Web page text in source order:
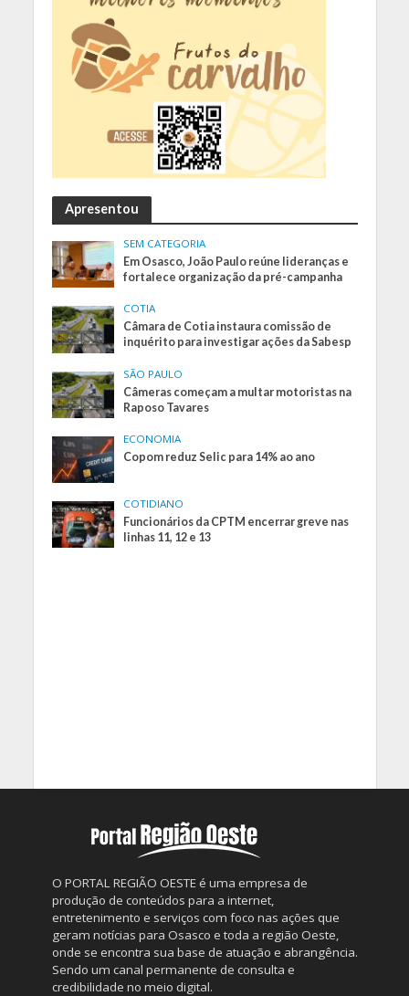
Apresentou
SEM CATEGORIA
Em Osasco, João Paulo reúne lideranças e
fortalece organização da pré-campanha
COTIA
Câmara de Cotia instaura comissão de
inquérito para investigar ações da Sabesp
SÃO PAULO
Câmeras começam a multar motoristas na
Raposo Tavares
ECONOMIA
Copom reduz Selic para 14% ao ano
COTIDIANO
Funcionários da CPTM encerrar greve nas
linhas 11, 12 e 13
O PORTAL REGIÃO OESTE é uma empresa de
produção de conteúdos para a internet,
entretenimento e serviços com foco nas ações que
geram notícias para Osasco e toda a região Oeste,
onde se encontra sua base de atuação e abrangência.
Sendo um canal permanente de consulta e
credibilidade no meio digital.